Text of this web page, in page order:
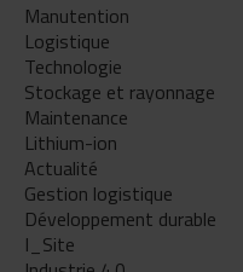
Manutention
Logistique
Technologie
Stockage et rayonnage
Maintenance
Lithium-ion
Actualité
Gestion logistique
Développement durable
I_Site